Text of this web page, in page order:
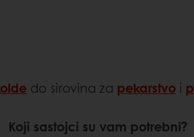
do sirovina za pekarstvo i
Koji sastojci su vam potrebni?